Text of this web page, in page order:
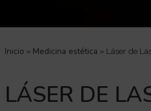
Inicio » Medicina estética » Láser de
LÁSER DE